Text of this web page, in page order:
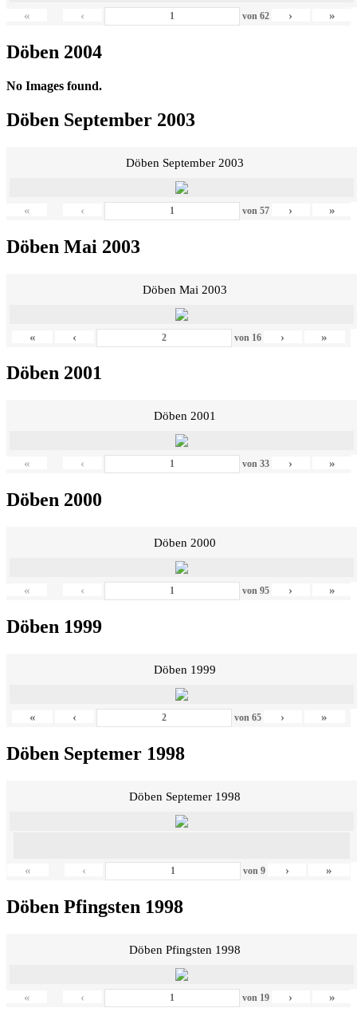
« ‹ von 62 › »
Döben 2004
No Images found.
Döben September 2003
Döben September 2003
« ‹ von 57 › »
Döben Mai 2003
Döben Mai 2003
« ‹ von 16 › »
Döben 2001
Döben 2001
« ‹ von 33 › »
Döben 2000
Döben 2000
« ‹ von 95 › »
Döben 1999
Döben 1999
« ‹ von 65 › »
Döben Septemer 1998
Döben Septemer 1998
« ‹ von9 › »
Döben Pfingsten 1998
Döben Pfingsten 1998
« ‹ von 19 › »